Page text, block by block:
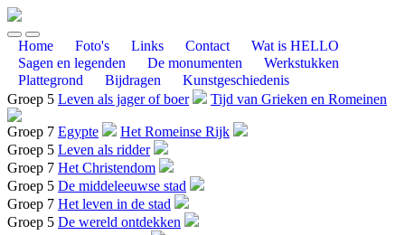
Home Foto's Links Contact
Wat is HELLO
Sagen en legenden
De monumenten
Werkstukken
Plattegrond
Bijdragen
Kunstgeschiedenis
Groep 5 Leven als jager of boer Tijd van Grieken en Romeinen
Groep 7 Egypte
Het Romeinse Rijk
Groep 5 Leven als ridder
Groep 7 Het Christendom
Groep 5 De middeleeuwse stad
Groep 7 Het leven in de stad
Groep 5 De wereld ontdekken